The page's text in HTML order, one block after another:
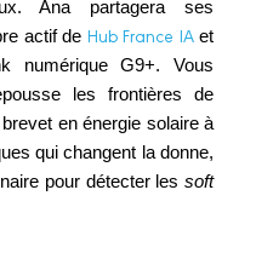
Ana partagera ses
actif de Hub France IAet
numérique G9+. Vous
les frontières de
brevet en énergie solaire à
qui changent la donne,
pour détecter les soft